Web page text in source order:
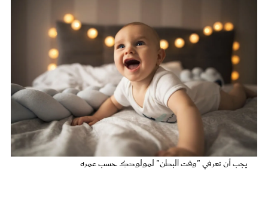
يجب أن تعرفي "وقت البطن" لمولودكِ حسب عمره
فيديو
مطبخ سيدتي
مقالات الرأي
ستايل
تقارير
عروس سيدتي